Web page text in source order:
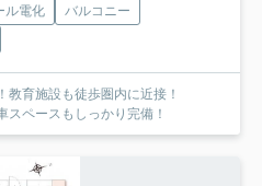
ル電化
バルコニー
育施設も徒歩圏内に近接！
ペースもしっかり完備！